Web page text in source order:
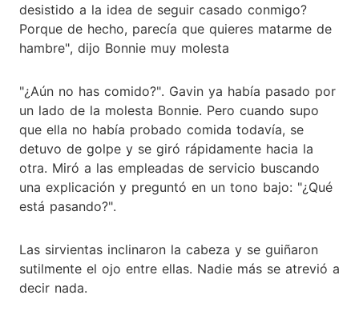
desistido a la idea de seguir casado conmigo?
Porque de hecho, parecía que quieres matarme de
hambre", dijo Bonnie muy molesta
"¿Aún no has comido?". Gavin ya había pasado por
un lado de la molesta Bonnie. Pero cuando supo
que ella no había probado comida todavía, se
detuvo de golpe y se giró rápidamente hacia la
otra. Miró a las empleadas de servicio buscando
una explicación y preguntó en un tono bajo: "¿Qué
está pasando?".
Las sirvientas inclinaron la cabeza y se guiñaron
sutilmente el ojo entre ellas. Nadie más se atrevió a
decir nada.